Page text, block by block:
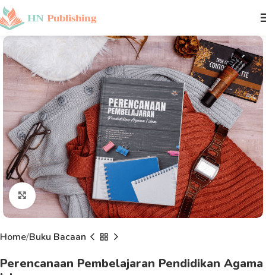
Click to enlarge
Home Buku Bacaan
Perencanaan Pembelajaran Pendidikan Agama